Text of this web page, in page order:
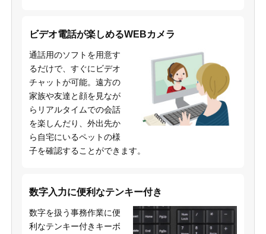
ビデオ電話が楽しめるWEBカメラ
通話用のソフトを用意す
るだけで、すぐにビデオ
チャットが可能。遠方の
家族や友達と顔を見なが
らリアルタイムでの会話
を楽しんだり、外出先か
ら自宅にいるペットの様
子を確認することができます。
数字入力に便利なテンキー付き
数字を扱う事務作業に便
利なテンキー付きキーボ